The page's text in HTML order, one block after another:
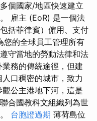
個國家/地區快速建立
雇主 (EoR) 是一個法
括菲律賓）僱用、支付
您的全球員工管理所有
守當地的勞動法律和法
務的傳統途徑，但建
口稠密的城市，致力
公主港地下河，這是
合國教科文組織列為世
台胞證過期 薄荷島位